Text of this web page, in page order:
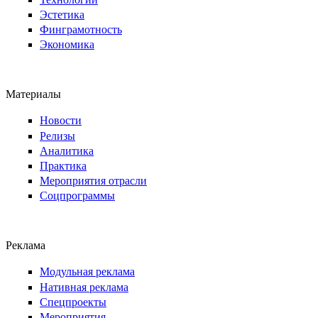
Эстетика
Финграмотность
Экономика
Материалы
Новости
Релизы
Аналитика
Практика
Мероприятия отрасли
Соцпрограммы
Реклама
Модульная реклама
Нативная реклама
Спецпроекты